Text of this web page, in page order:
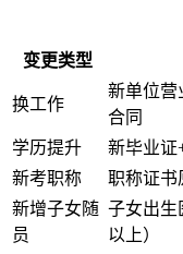
变更类型
换工作
新单位营
合同
学历提升
新毕业证
新考职称
职称证书
新增子女随
员
子女出生
以上）